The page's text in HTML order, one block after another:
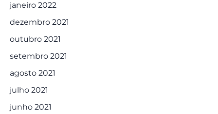
janeiro 2022
dezembro 2021
outubro 2021
setembro 2021
agosto 2021
julho 2021
junho 2021